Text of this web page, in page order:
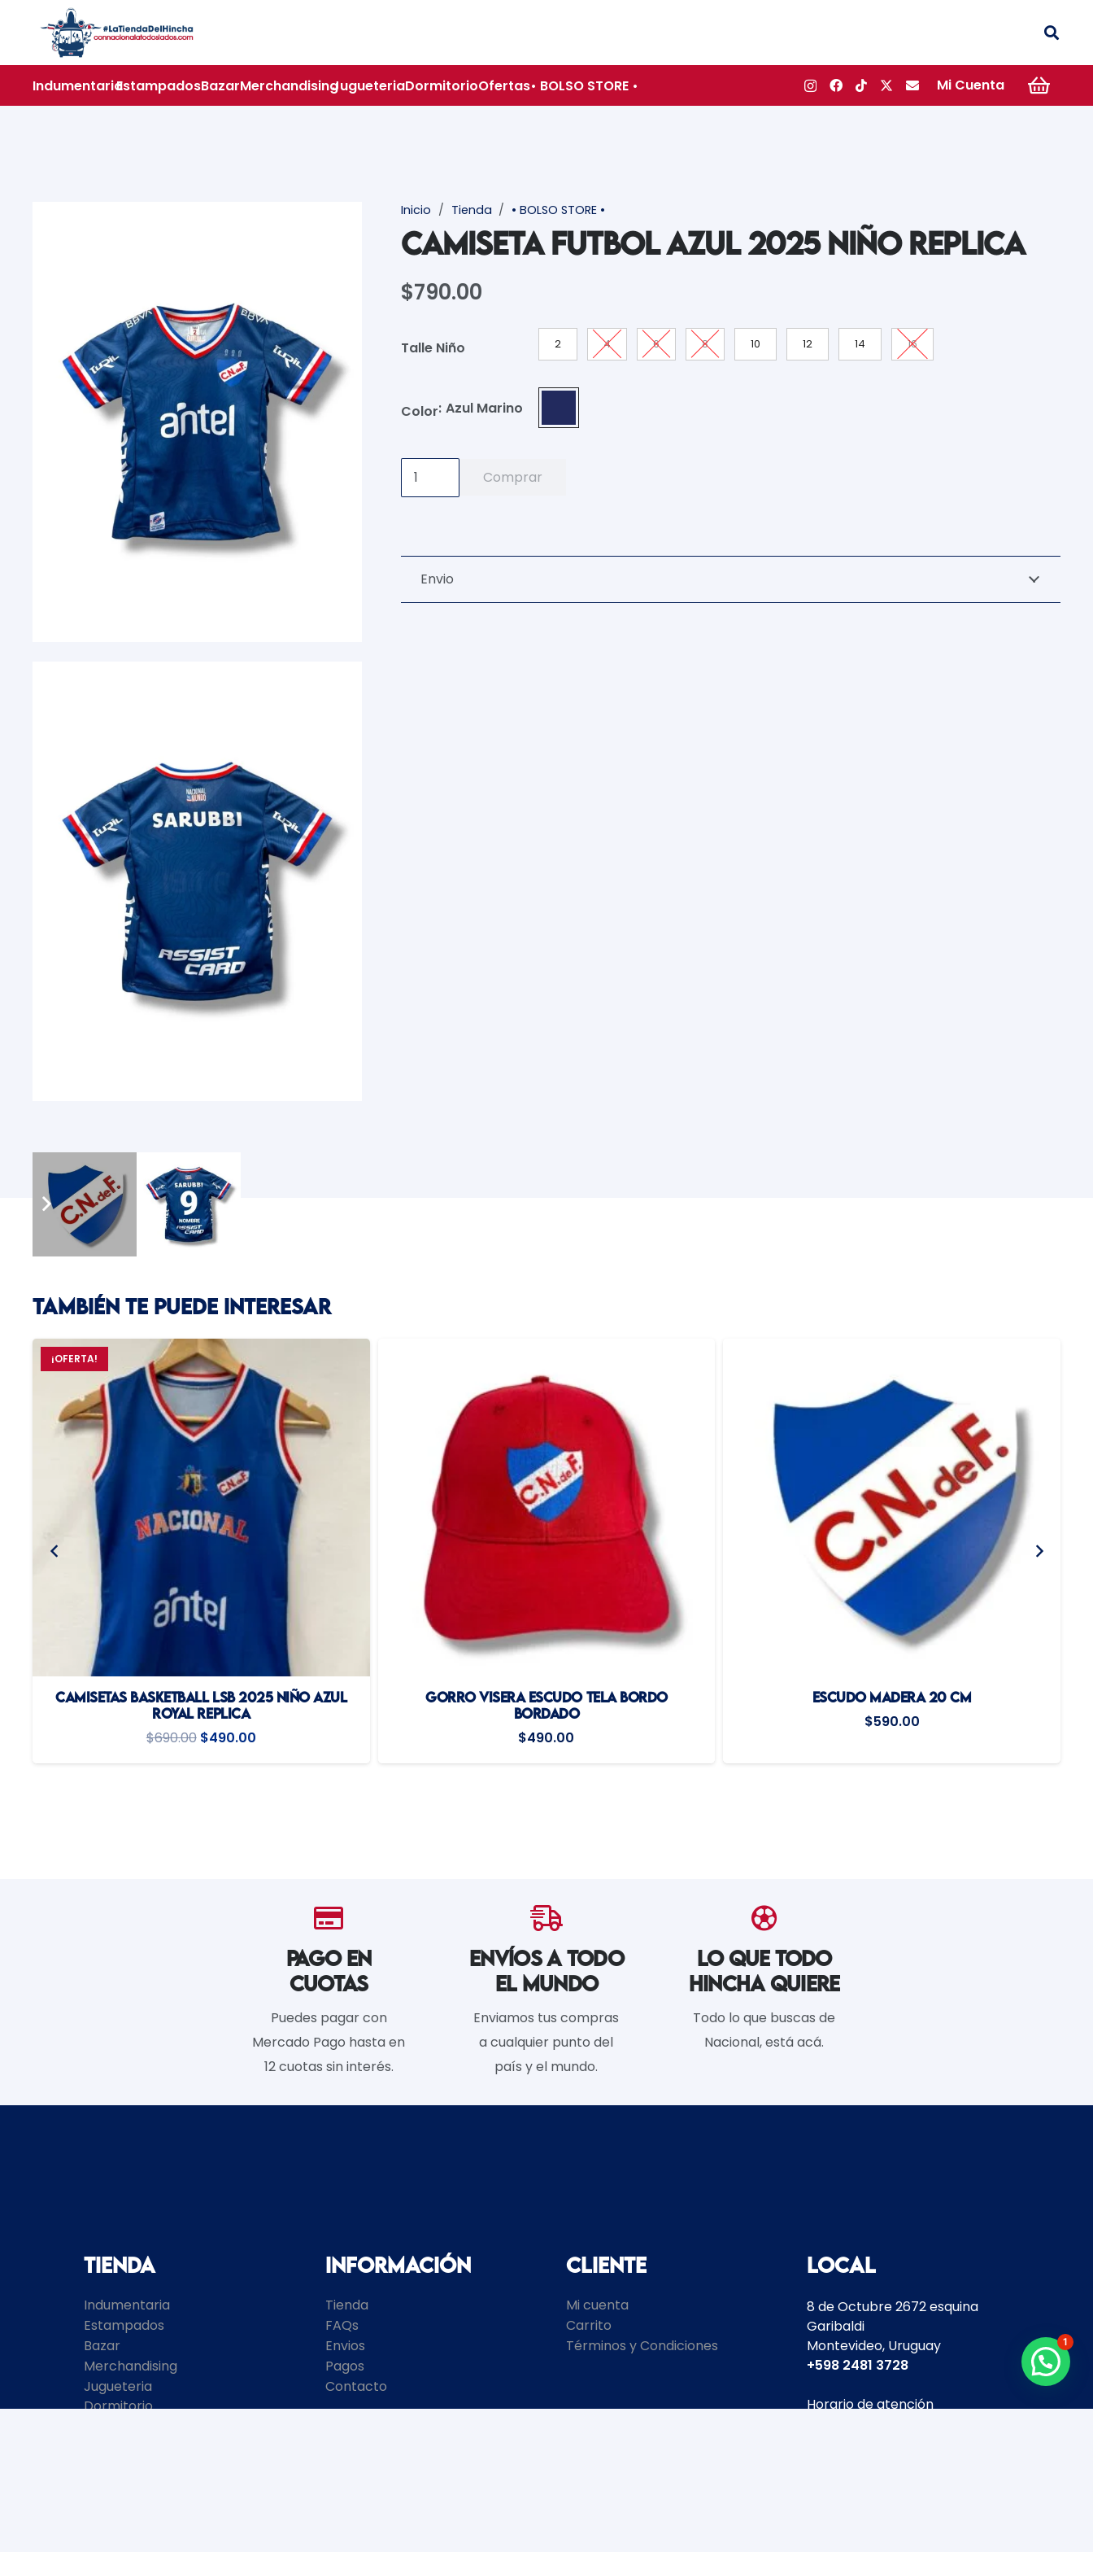
IndumentariaEstampadosBazarMerchandisingJugueteriaDormitorioOfertas• BOLSO STORE • Mi Cuenta
Inicio / Tienda / • BOLSO STORE •
CAMISETA FUTBOL AZUL 2025 NIÑO REPLICA
$790.00
Talle Niño 2 4 6 8 10 12 14 16
Color: Azul Marino
Camiseta
Futbol
Comprar
Envio
TAMBIÉN TE PUEDE INTERESAR
¡OFERTA!
CAMISETAS BASKETBALL LSB 2025 NIÑO AZUL
ROYAL REPLICA
$690.00 El
precio
$490.00El
precio
GORRO VISERA ESCUDO TELA BORDO
BORDADO
$490.00
ESCUDO MADERA 20 CM
$590.00
PAGO EN
CUOTAS
Puedes pagar con
Mercado Pago hasta en
12 cuotas sin interés.
ENVÍOS A TODO
EL MUNDO
Enviamos tus compras
a cualquier punto del
país y el mundo.
LO QUE TODO
HINCHA QUIERE
Todo lo que buscas de
Nacional, está acá.
Tienda
Indumentaria
Estampados
Bazar
Merchandising
Jugueteria
Dormitorio
Información
Tienda
FAQs
Envios
Pagos
Contacto
Cliente
Mi cuenta
Carrito
Términos y Condiciones
Local
8 de Octubre 2672 esquina
Garibaldi
Montevideo, Uruguay
+598 2481 3728
Horario de atención
1